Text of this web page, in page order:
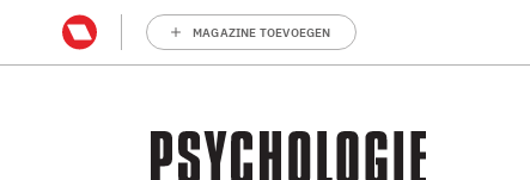
MAGAZINE TOEVOEGEN